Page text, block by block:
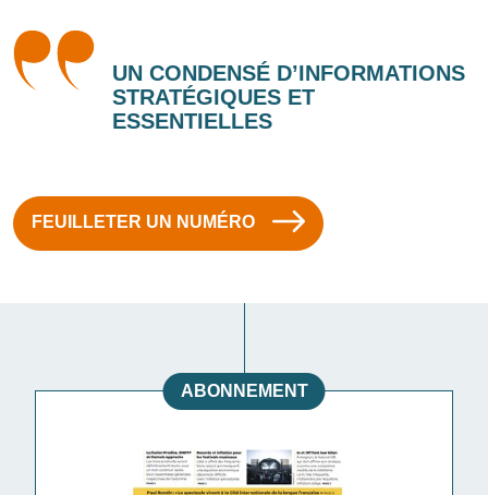
UN CONDENSÉ D’INFORMATIONS
STRATÉGIQUES ET
ESSENTIELLES
FEUILLETER UN NUMÉRO